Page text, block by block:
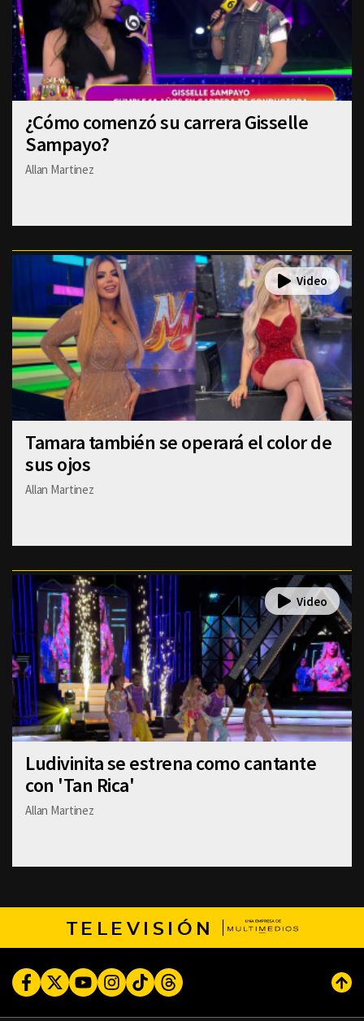
¿Cómo comenzó su carrera Gisselle
Sampayo?
Allan Martinez
Tamara también se operará el color de
sus ojos
Allan Martinez
Ludivinita se estrena como cantante
con 'Tan Rica'
Allan Martinez
TELEVISIÓN
FacebookTwitterYoutubeInstagram
TikTokThreads